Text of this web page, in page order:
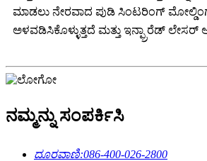
ಮಾಡಲು ನೇರವಾದ ಪುಡಿ ಸಿಂಟರಿಂಗ್ ಮೋಲ್ಡಿಂಗ್
ಅಳವಡಿಸಿಕೊಳ್ಳುತ್ತದೆ ಮತ್ತು ಇನ್ಫ್ರಾರೆಡ್ ಲೇಸರ್
ನಮ್ಮನ್ನು ಸಂಪರ್ಕಿಸಿ
ದೂರವಾಣಿ:086-400-026-2800